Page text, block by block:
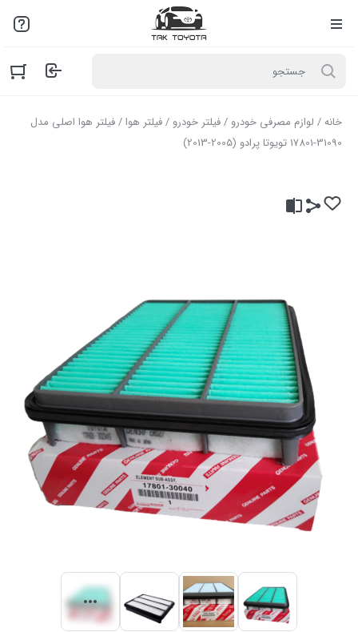
لطفاً به علت نوسانات بازار با مـا تمـاس بگیرید: 02136916845
خانه/ لوازم مصرفی خودرو /فیلتر خودرو /فیلتر هوا/ فیلتر هوا اصلی مدل
31090-17801 تویوتا پرادو (2005-2013)